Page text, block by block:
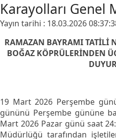
Karayolları Genel
Yayın tarihi : 18.03.2026
RAMAZAN BAYRAMI TATİLİ
BOĞAZ KÖPRÜLERİNDEN
19 Mart 2026 Perşembe
gününü Perşembe gününe
Mart 2026 Pazar günü saat
Müdürlüğü tarafından